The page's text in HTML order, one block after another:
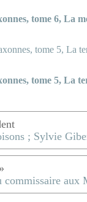
tome 6, La
tome 5, La
; Sylvie